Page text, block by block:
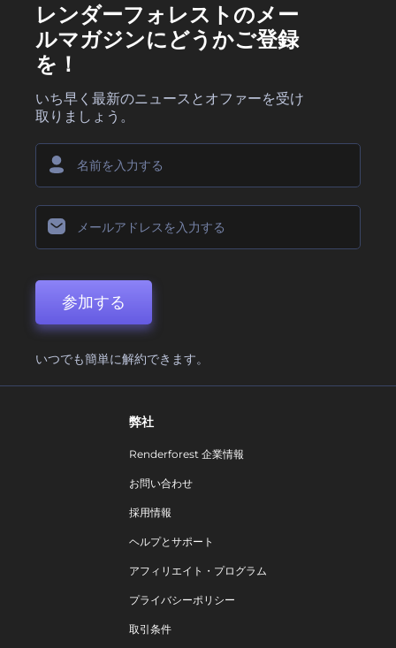
レンダーフォレストのメー
ルマガジンにどうかご登録
を！
いち早く最新のニュースとオファーを受け
取りましょう。
参加する
いつでも簡単に解約できます。
弊社
Renderforest 企業情報
お問い合わせ
採用情報
ヘルプとサポート
アフィリエイト・プログラム
プライバシーポリシー
取引条件